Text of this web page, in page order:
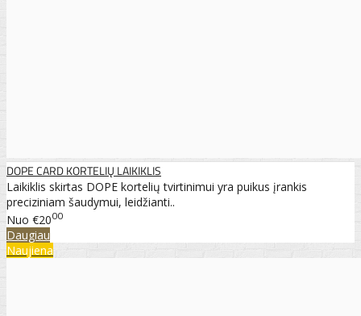
DOPE CARD KORTELIŲ LAIKIKLIS
Laikiklis skirtas DOPE kortelių tvirtinimui yra puikus įrankis
preciziniam šaudymui, leidžianti..
Nuo €2000
Daugiau
Naujiena